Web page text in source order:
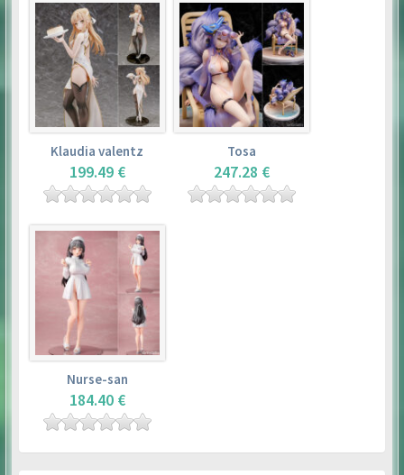
Klaudia valentz
199.49 €
Tosa
247.28 €
Nurse-san
184.40 €